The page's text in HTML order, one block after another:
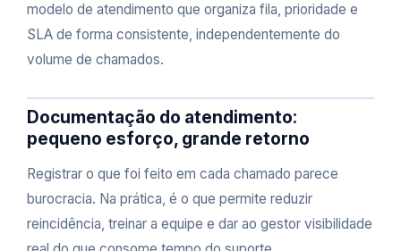
modelo de atendimento que organiza fila, prioridade e
SLA de forma consistente, independentemente do
volume de chamados.
Documentação do atendimento:
pequeno esforço, grande retorno
Registrar o que foi feito em cada chamado parece
burocracia. Na prática, é o que permite reduzir
reincidência, treinar a equipe e dar ao gestor visibilidade